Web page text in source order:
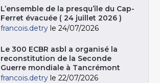
L’ensemble de la presqu’île du Cap-
Ferret évacuée ( 24 juillet 2026 )
francois.detry le 24/07/2026
Le 300 ECBR asbl a organisé la
reconstitution de la Seconde
Guerre mondiale à Tancrémont
francois.detry le 22/07/2026